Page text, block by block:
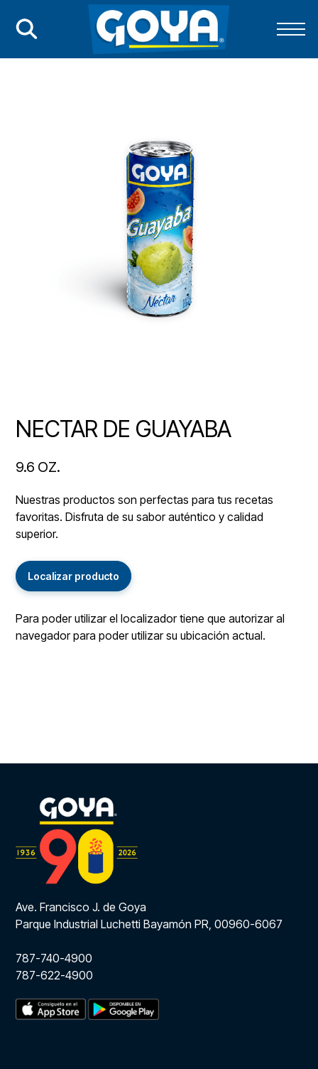
NECTAR DE GUAYABA
9.6 OZ.
Nuestras productos son perfectas para tus recetas
favoritas. Disfruta de su sabor auténtico y calidad
superior.
Localizar producto
Para poder utilizar el localizador tiene que autorizar al
navegador para poder utilizar su ubicación actual.
Ave. Francisco J. de Goya
Parque Industrial Luchetti Bayamón PR, 00960-6067
787-740-4900
787-622-4900